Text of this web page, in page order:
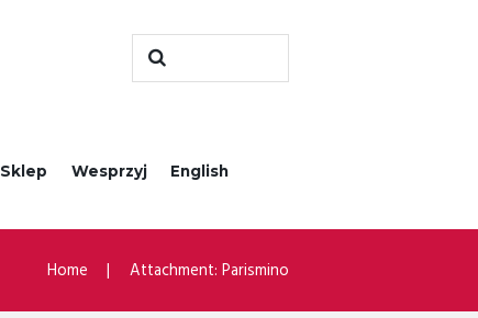
Sklep Wesprzyj English
Home Attachment: Parismino